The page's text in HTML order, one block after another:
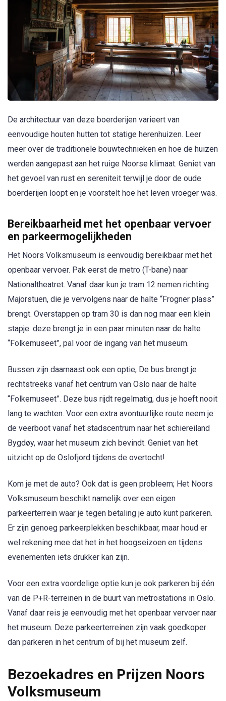
De architectuur van deze boerderijen varieert van
eenvoudige houten hutten tot statige herenhuizen. Leer
meer over de traditionele bouwtechnieken en hoe de huizen
werden aangepast aan het ruige Noorse klimaat. Geniet van
het gevoel van rust en sereniteit terwijl je door de oude
boerderijen loopt en je voorstelt hoe het leven vroeger was.
Bereikbaarheid met het openbaar vervoer
en parkeermogelijkheden
Het Noors Volksmuseum is eenvoudig bereikbaar met het
openbaar vervoer. Pak eerst de metro (T-bane) naar
Nationaltheatret. Vanaf daar kun je tram 12 nemen richting
Majorstuen, die je vervolgens naar de halte “Frogner plass”
brengt. Overstappen op tram 30 is dan nog maar een klein
stapje: deze brengt je in een paar minuten naar de halte
“Folkemuseet”, pal voor de ingang van het museum.
Bussen zijn daarnaast ook een optie, De bus brengt je
rechtstreeks vanaf het centrum van Oslo naar de halte
“Folkemuseet”. Deze bus rijdt regelmatig, dus je hoeft nooit
lang te wachten. Voor een extra avontuurlijke route neem je
de veerboot vanaf het stadscentrum naar het schiereiland
Bygdøy, waar het museum zich bevindt. Geniet van het
uitzicht op de Oslofjord tijdens de overtocht!
Kom je met de auto? Ook dat is geen probleem; Het Noors
Volksmuseum beschikt namelijk over een eigen
parkeerterrein waar je tegen betaling je auto kunt parkeren.
Er zijn genoeg parkeerplekken beschikbaar, maar houd er
wel rekening mee dat het in het hoogseizoen en tijdens
evenementen iets drukker kan zijn.
Voor een extra voordelige optie kun je ook parkeren bij één
van de P+R-terreinen in de buurt van metrostations in Oslo.
Vanaf daar reis je eenvoudig met het openbaar vervoer naar
het museum. Deze parkeerterreinen zijn vaak goedkoper
dan parkeren in het centrum of bij het museum zelf.
Bezoekadres en Prijzen Noors
Volksmuseum